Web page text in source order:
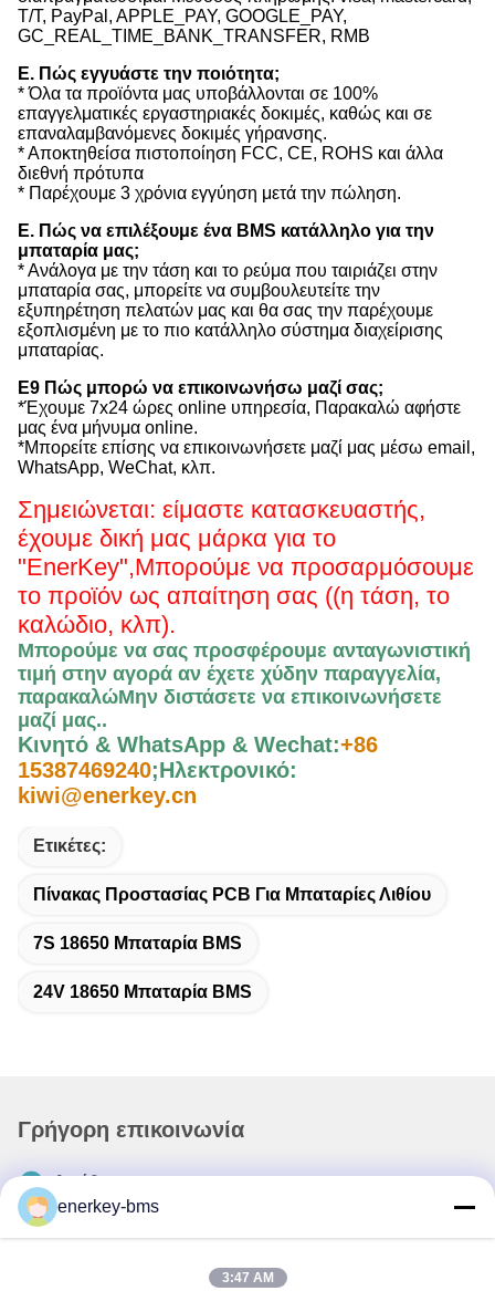
T/T, PayPal, APPLE_PAY, GOOGLE_PAY,
GC_REAL_TIME_BANK_TRANSFER, RMB
Ε. Πώς εγγυάστε την ποιότητα;
* Όλα τα προϊόντα μας υποβάλλονται σε 100%
επαγγελματικές εργαστηριακές δοκιμές, καθώς και σε
επαναλαμβανόμενες δοκιμές γήρανσης.
* Αποκτηθείσα πιστοποίηση FCC, CE, ROHS και άλλα
διεθνή πρότυπα
* Παρέχουμε 3 χρόνια εγγύηση μετά την πώληση.
Ε. Πώς να επιλέξουμε ένα BMS κατάλληλο για την
μπαταρία μας;
* Ανάλογα με την τάση και το ρεύμα που ταιριάζει στην
μπαταρία σας, μπορείτε να συμβουλευτείτε την
εξυπηρέτηση πελατών μας και θα σας την παρέχουμε
εξοπλισμένη με το πιο κατάλληλο σύστημα διαχείρισης
μπαταρίας.
Ε9 Πώς μπορώ να επικοινωνήσω μαζί σας;
*Έχουμε 7x24 ώρες online υπηρεσία, Παρακαλώ αφήστε
μας ένα μήνυμα online.
*Μπορείτε επίσης να επικοινωνήσετε μαζί μας μέσω email,
WhatsApp, WeChat, κλπ.
Σημειώνεται: είμαστε κατασκευαστής,
έχουμε δική μας μάρκα για το
"EnerKey",Μπορούμε να προσαρμόσουμε
το προϊόν ως απαίτηση σας ((η τάση, το
καλώδιο, κλπ).
Μπορούμε να σας προσφέρουμε ανταγωνιστική
τιμή στην αγορά αν έχετε χύδην παραγγελία,
παρακαλώΜην διστάσετε να επικοινωνήσετε
μαζί μας..
Κινητό & WhatsApp & Wechat:+86
15387469240;Ηλεκτρονικό:
kiwi@enerkey.cn
Ετικέτες:
Πίνακας Προστασίας PCB Για Μπαταρίες Λιθίου
7S 18650 Μπαταρία BMS
24V 18650 Μπαταρία BMS
Γρήγορη επικοινωνία
Διεύθυνση
Περιοχή Α, 9ος όροφος, κτίριο Γ, βιομηχανικό πάρκο
χαμηλών ανθρακούχων εκπομπών Guancheng, κοινότητα
enerkey-bms
3:47 AM